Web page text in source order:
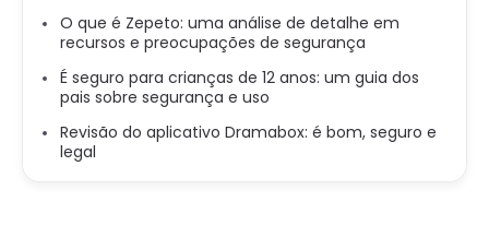
O que é Zepeto: uma análise de detalhe em
recursos e preocupações de segurança
É seguro para crianças de 12 anos: um guia dos
pais sobre segurança e uso
Revisão do aplicativo Dramabox: é bom, seguro e
legal